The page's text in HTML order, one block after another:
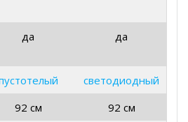
да да
светодиодный
92 см
92 см